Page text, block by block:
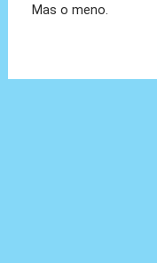
Mas o meno.